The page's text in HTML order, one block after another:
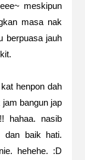
meskipun
masa nak
berpuasa jauh
henpon dah
bangun jap
hahaa. nasib
dan baik hati.
hehehe. :D